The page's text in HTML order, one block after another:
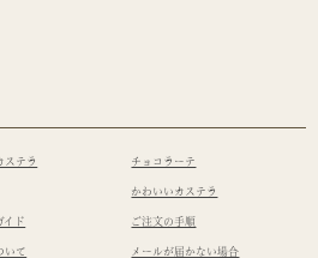
ステラ チョコラーテ
かわいいカステラ
イド ご注文の手順
いて メールが届かない場合